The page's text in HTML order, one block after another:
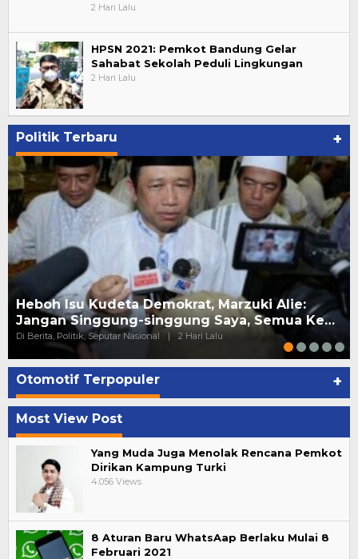
2 Hari Lalu
HPSN 2021: Pemkot Bandung Gelar
Sahabat Sekolah Peduli Lingkungan
2 Hari Lalu
Politik Terbaru +
Heboh Isu Kudeta Demokrat, Marzuki Alie:
Jangan Singgung-singgung Saya, Semua Ke…
Di Berita, Politik, Seputar Nasional | 2 Hari Lalu
Otomotif Terpopuler +
Most View Post
Yang Muda Juga Menolak Rencana Pemkot
Dirikan Kampung Turki
4.056 Views
8 Aturan Baru WhatsAap Berlaku Mulai 8
Februari 2021